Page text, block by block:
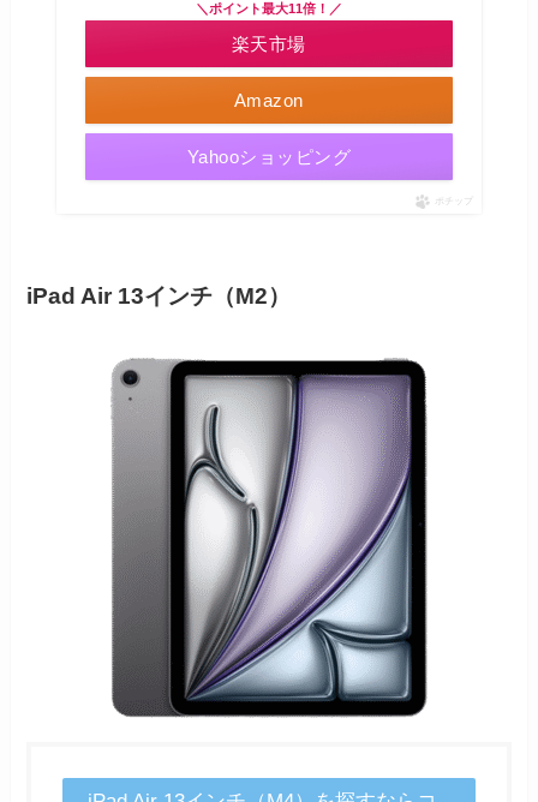
Amazon
＼ポイント最大11倍！／
楽天市場
Yahooショッピング
ポチップ
iPad Air 13インチ（M2）